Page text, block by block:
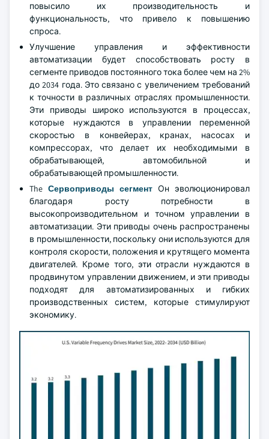
повысило их производительность и
функциональность, что привело к повышению
спроса.
Улучшение управления и эффективности
автоматизации будет способствовать росту в
сегменте приводов постоянного тока более чем на 2%
до 2034 года. Это связано с увеличением требований
к точности в различных отраслях промышленности.
Эти приводы широко используются в процессах,
которые нуждаются в управлении переменной
скоростью в конвейерах, кранах, насосах и
компрессорах, что делает их необходимыми в
обрабатывающей, автомобильной и
обрабатывающей промышленности.
The Сервоприводы сегмент Он эволюционировал
благодаря росту потребности в
высокопроизводительном и точном управлении в
автоматизации. Эти приводы очень распространены
в промышленности, поскольку они используются для
контроля скорости, положения и крутящего момента
двигателей. Кроме того, эти отрасли нуждаются в
продвинутом управлении движением, и эти приводы
подходят для автоматизированных и гибких
производственных систем, которые стимулируют
экономику.